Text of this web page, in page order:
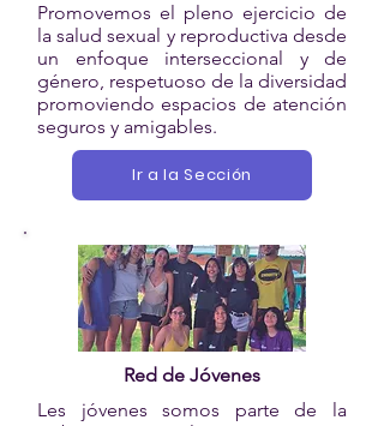
Promovemos el pleno ejercicio de
la salud sexual y reproductiva desde
un enfoque interseccional y de
género, respetuoso de la diversidad
promoviendo espacios de atención
seguros y amigables.
Ir a la Sección
Red de Jóvenes
Les jóvenes somos parte de la